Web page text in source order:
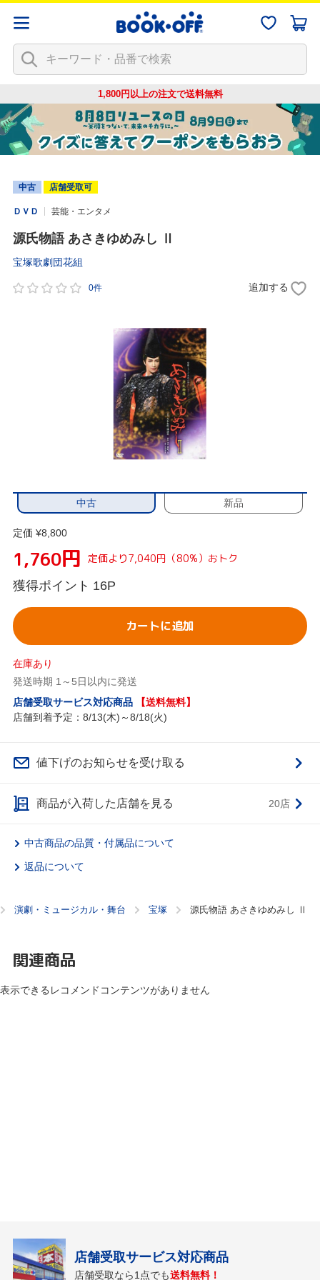
1,800円以上の注文で送料無料
中古 店舗受取可
ＤＶＤ 芸能・エンタメ
源氏物語 あさきゆめみし Ⅱ
宝塚歌劇団花組
0件 追加する
中古 新品
定価 ¥8,800
1,760円 定価より7,040円（80%）おトク
獲得ポイント 16P
カートに追加
在庫あり
発送時期 1～5日以内に発送
店舗受取サービス対応商品
【送料無料】
店舗到着予定：8/13(木)～8/18(火)
値下げのお知らせを受け取る
商品が入荷した店舗を見る 20店
中古商品の品質・付属品について
返品について
演劇・ミュージカル・舞台 宝塚 源氏物語 あさきゆめみし Ⅱ
関連商品
表示できるレコメンドコンテンツがありません
店舗受取サービス対応商品
店舗受取なら1点でも送料無料！